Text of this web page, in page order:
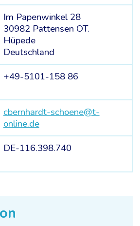
Im Papenwinkel 28
30982 Pattensen OT.
Hüpede
Deutschland
+49-5101-158 86
cbernhardt-schoene@t-
online.de
DE-116.398.740